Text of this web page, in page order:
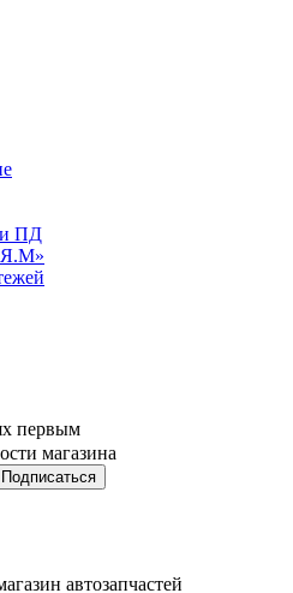
ПД
первым
магазина
автозапчастей